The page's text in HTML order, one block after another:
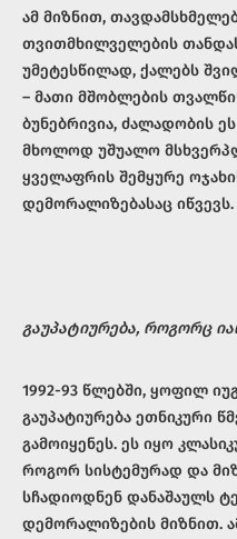
ამ მიზნით,
თვითმხილველების
უმეტესწილად, ქალებს
– მათი მშობლების
ბუნებრივია, ძალადობის
მხოლოდ უშუალო
ყველაფრის შემყურე
დემორალიზებასაც იწვევს.
გაუპატიურება, როგორც
1992-93 წლებში, ყოფილ
გაუპატიურება ეთნიკური
გამოიყენეს. ეს იყო
როგორ სისტემურად და
სჩადიოდნენ დანაშაულს
დემორალიზების მიზნით.